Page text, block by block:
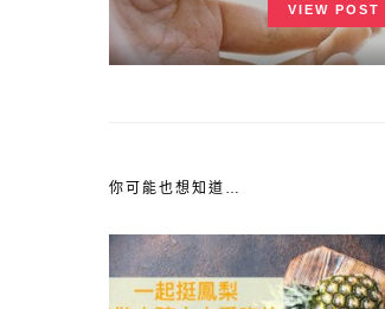
VIEW POST
你可能也想知道…